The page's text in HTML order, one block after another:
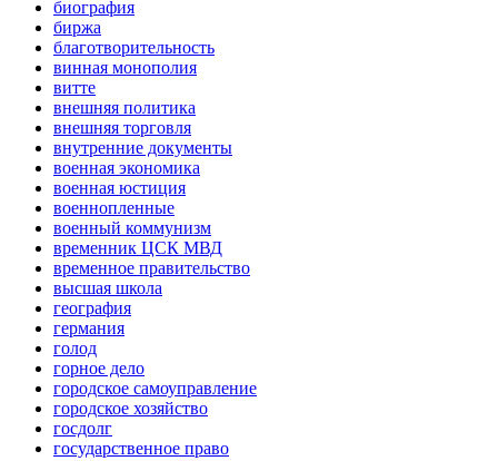
биография
биржа
благотворительность
винная монополия
витте
внешняя политика
внешняя торговля
внутренние документы
военная экономика
военная юстиция
военнопленные
военный коммунизм
временник ЦСК МВД
временное правительство
высшая школа
география
германия
голод
горное дело
городское самоуправление
городское хозяйство
госдолг
государственное право